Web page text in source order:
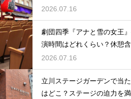
楽しむポイントを紹介
2026.07.16
劇団四季『アナと雪の女王
演時間はどれくらい？休憩
公演の長さを解説
2026.07.16
立川ステージガーデンで当
はどこ？ステージの迫力を